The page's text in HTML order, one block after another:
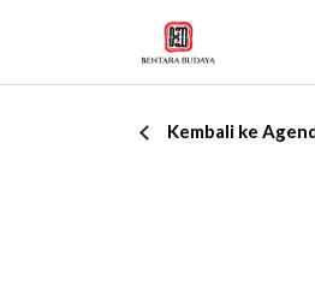
Kembali ke